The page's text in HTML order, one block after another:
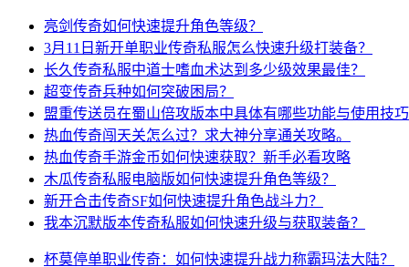
亮剑传奇如何快速提升角色等级？
3月11日新开单职业传奇私服怎么快速升级打装备？
长久传奇私服中道士嗜血术达到多少级效果最佳？
超变传奇兵种如何突破困局？
盟重传送员在蜀山倍攻版本中具体有哪些功能与使用技
热血传奇闯天关怎么过？求大神分享通关攻略。
热血传奇手游金币如何快速获取？新手必看攻略
木瓜传奇私服电脑版如何快速提升角色等级？
新开合击传奇SF如何快速提升角色战斗力？
我本沉默版本传奇私服如何快速升级与获取装备？
杯莫停单职业传奇：如何快速提升战力称霸玛法大陆？